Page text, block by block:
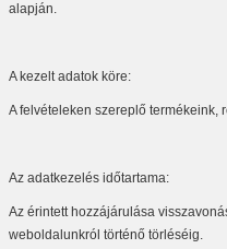
alapján.
A kezelt adatok köre:
A felvételeken szereplő termékeink,
Az adatkezelés időtartama:
Az érintett hozzájárulása
weboldalunkról történő törléséig.